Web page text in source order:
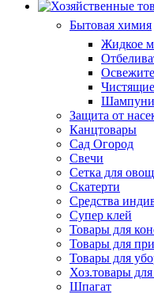
Бытовая химия
Жидкое
Шампуни
Защита от
Канцтовары
Сад Огород
Свечи
Сетка для
Скатерти
Средства
Супер клей
Товары для
Товары для
Товары для
Хоз.товары для
Шпагат